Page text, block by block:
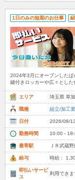
1日のみの短期のお仕事
2024年3月にオープンしたば
鍵付きロッカーや広々とした
エリア 埼玉県 草
職種 組立/加工
日付 2026/08/
勤務時間 10:00 -
最寄駅 ＪＲ武蔵
給与 時給：
即払いサービ
ス
利用できま